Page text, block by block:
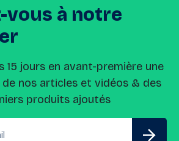
vous à notre
15 jours en avant-première une
de nos articles et vidéos & des
produits ajoutés